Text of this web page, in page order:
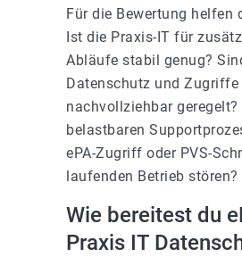
Für die Bewertung helfen
Ist die Praxis-IT für
Abläufe stabil genug?
Datenschutz und Zugriffe
nachvollziehbar geregelt?
belastbaren
ePA-Zugriff oder PVS-
laufenden Betrieb stören?
Wie bereitest du
Praxis IT